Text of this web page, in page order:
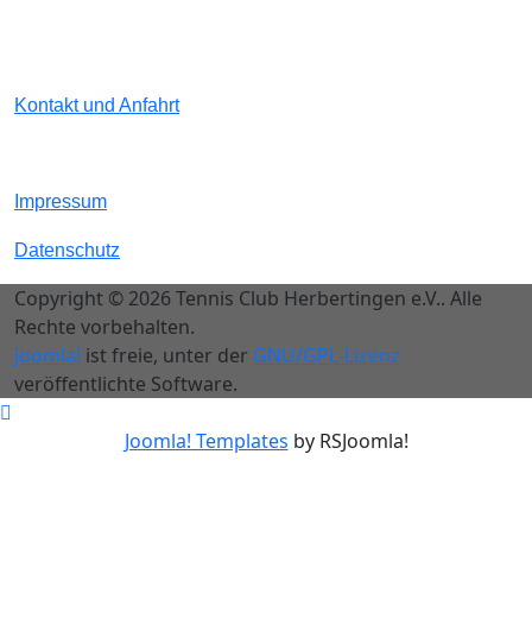
Kontakt und Anfahrt
Impressum
Datenschutz
Copyright © 2026 Tennis Club Herbertingen e.V.. Alle
Rechte vorbehalten.
Joomla! ist freie, unter der GNU/GPL-Lizenz
veröffentlichte Software.
Joomla! Templates by RSJoomla!